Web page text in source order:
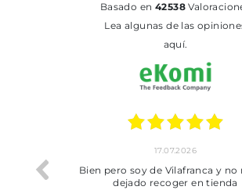
basado en 42538
Lea algunas de las opiniones
aquí.
trobat
17.07.2026
Bien pero soy de Vilafranca y no
dejado recoger en tienda